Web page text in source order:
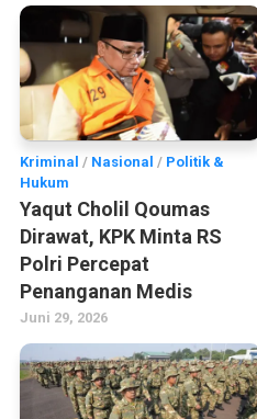
Kriminal / Nasional / Politik &
Hukum
Yaqut Cholil Qoumas
Dirawat, KPK Minta RS
Polri Percepat
Penanganan Medis
Juni 29, 2026